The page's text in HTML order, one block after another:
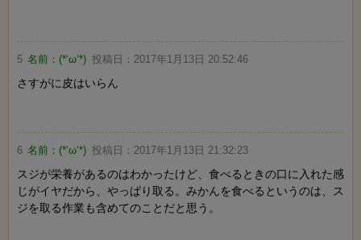
5 名前： (*‘ω‘*) 投稿日： 2017年1月13日 20:52:46
さすがに皮はいらん
6 名前： (*‘ω‘*) 投稿日： 2017年1月13日 21:32:23
スジが栄養があるのはわかったけど、食べるときの口に入れた感
じがイヤだから、やっぱり取る。みかんを食べるというのは、ス
ジを取る作業も含めてのことだと思う。